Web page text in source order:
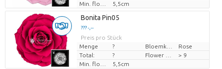
5,5cm
Bonita Pin05
??? -,--
Preis pro Stück
Menge
?
Rose
Total:
?
> 9
5,5cm